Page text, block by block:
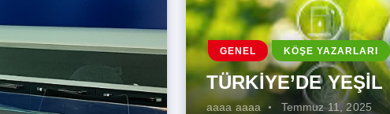
GENEL KÖŞE YAZARLARI
TÜRKİYE’DE
aaaa aaaa Temmuz 11, 2025